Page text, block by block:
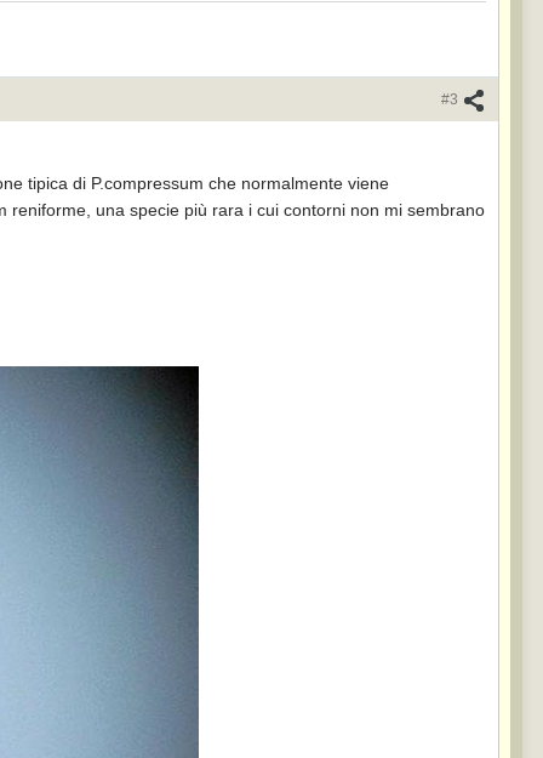
#3
tipica di P.compressum che normalmente viene
reniforme, una specie più rara i cui contorni non mi sembrano